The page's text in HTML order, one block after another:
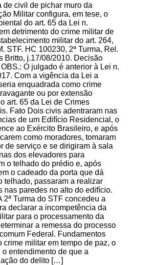
de civil de pichar muro da
Militar configura, em tese, o
do art. 65 da Lei n.
detrimento do crime militar de
militar do art. 264,
STF. HC 100230, 2ª Turma, Rel.
Britto, j.17/08/2010. Decisão
O julgado é anterior à Lei n.
Com a vigência da Lei a
enquadrada como crime
ou por extensão
art. 65 da Lei de Crimes
Fato Dois civis adentraram nas
de um Edifício Residencial, o
ao Exército Brasileiro, e após
como moradores, tomaram
de serviço e se dirigiram à sala
dos elevadores para
o telhado do prédio e, após
o cadeado da porta que dá
telhado, passaram a realizar
nas paredes no alto do edifício.
2ª Turma do STF concedeu a
declarar a incompetência da
para o processamento da
a remessa do processo
Federal. Fundamentos
crime militar em tempo de paz, o
o entendimento de que a
do delito […]